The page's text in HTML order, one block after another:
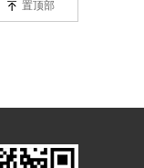
置顶部